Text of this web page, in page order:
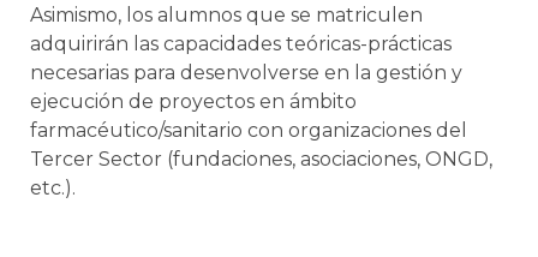
Asimismo, los alumnos que se matriculen
adquirirán las capacidades teóricas-prácticas
necesarias para desenvolverse en la gestión y
ejecución de proyectos en ámbito
farmacéutico/sanitario con organizaciones del
Tercer Sector (fundaciones, asociaciones, ONGD,
etc.).